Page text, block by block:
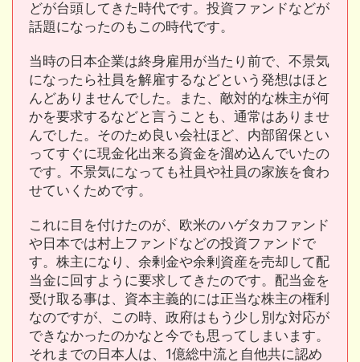
どが台頭してきた時代です。投資ファンドなどが
話題になったのもこの時代です。
当時の日本企業は終身雇用が当たり前で、不景気
になったら社員を解雇するなどという発想はほと
んどありませんでした。また、敵対的な株主が何
かを要求するなどと言うことも、通常はありませ
んでした。そのため良い会社ほど、内部留保とい
ってすぐに現金化出来る資金を溜め込んでいたの
です。不景気になっても社員や社員の家族を食わ
せていくためです。
これに目を付けたのが、欧米のハゲタカファンド
や日本では村上ファンドなどの投資ファンドで
す。株主になり、余剰金や余剰資産を売却して配
当金に回すように要求してきたのです。配当金を
受け取る事は、資本主義的には正当な株主の権利
なのですが、この時、政府はもう少し別な対応が
できなかったのかなと今でも思ってしまいます。
それまでの日本人は、1億総中流と自他共に認め